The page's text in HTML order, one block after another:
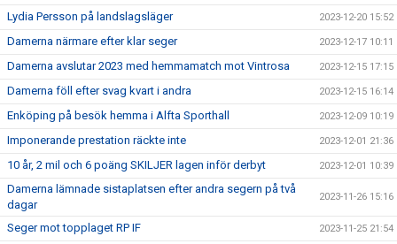
Lydia Persson på landslagsläger 2023-12-20 15:52
Damerna närmare efter klar seger 2023-12-17 10:11
Damerna avslutar 2023 med hemmamatch mot Vintrosa 2023-12-15 17:15
Damerna föll efter svag kvart i andra 2023-12-15 16:14
Enköping på besök hemma i Alfta Sporthall 2023-12-09 10:19
Imponerande prestation räckte inte 2023-12-01 21:36
10 år, 2 mil och 6 poäng SKILJER lagen inför derbyt 2023-12-01 10:39
Damerna lämnade sistaplatsen efter andra segern på två
dagar
2023-11-26 15:16
Seger mot topplaget RP IF 2023-11-25 21:54